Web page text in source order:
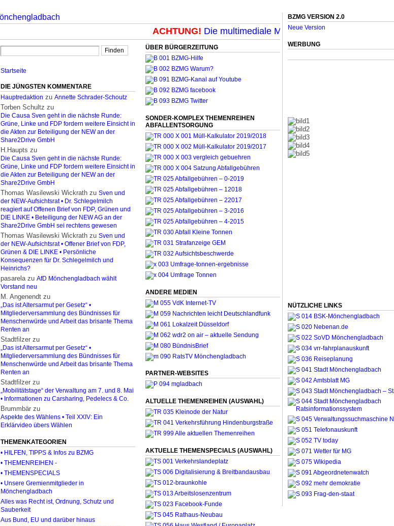
ACHTUNG!Die multimediale Mit-Mach-Zeitung für
Startseite
DIE JÜNGSTEN KOMMENTARE
Hauptredaktion zu Annette Schrader-Schoutz
Torben Schultz zu
Die Causa Sven geht in die nächste Runde:
Grüne, Linke und FDP fordern weitere Einsicht in
die Akten zur Beteiligung der NEW an der
Share2Drive GmbH
H.Haupts zu
Die Causa Sven geht in die nächste Runde:
Grüne, Linke und FDP fordern weitere Einsicht in
die Akten zur Beteiligung der NEW an der
Share2Drive GmbH
Thomas Wasilewski Wickrath zu Sven und
der NEW-Aufsichtsrat • Dr. Schlegelmilch
reagiert auf Offenen Brief von FDP, Grünen und
DIE LINKE • Beteiligung der NEW AG an der
Share2Drive GmbH sei rechtens gewesen
Thomas Wasilewski Wickrath zu Sven und
der NEW-Aufsichtsrat • Offener Brief von FDP,
Grünen & DIE LINKE • Persönliche
Konsequenzen für Dr. Schlegelmilch und
Heinrichs?
pasarelazu AfD Mönchengladbach wählt
Vorstand neu
M. Angenendt zu
„Das ist Altersarmut per Gesetz“ •
Mitgliederversammlung des Bündnisses für
Menschenwürde und Arbeit das brisante Thema
Renten an
Stadtfilzer zu
„Das ist Altersarmut per Gesetz“ •
Mitgliederversammlung des Bündnisses für
Menschenwürde und Arbeit das brisante Thema
Renten an
Stadtfilzer zu
„Mobilitätstage“ der Verwaltung am 7. und 8. Mai
• Informationen zu Carsharing, Pedelecs & Co.
Brummbär zu
Aspekte des Wählens • Teil XXIV: Ein
Erklärvideo übers Wählen
THEMENKATEGORIEN
• HILFEN, TIPPS & Infos zu BZMG
• THEMENREIHEN -
• THEMENSPECIALS
• Unsere Gremienmitglieder in
Mönchengladbach
Alles was Recht ist, Ordnung, Schutz und
Sauberkeit
Aus Bund, EU und darüber hinaus
ÜBER BÜRGERZEITUNG
SONDER-KOMPLEX THEMENREIHEN
ABFALLENTSORGUNG
ANDERE MEDIEN
PARTNER-WEBSITES
ALTUELLE THEMENREIHEN (AUSWAHL)
AKTUELLE THEMENSPECIALS (AUSWAHL)
BZMG VERSION 2.0
Neue Version
WERBUNG
NÜTZLICHE LINKS